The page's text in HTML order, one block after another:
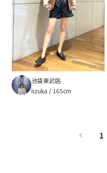
池袋東武店
Iizuka
165cm
1